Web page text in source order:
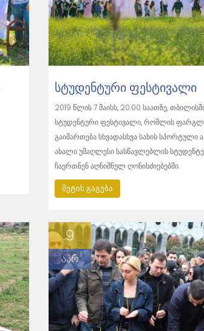
ᲡᲢᲣᲓᲔᲜᲢᲣᲠᲘ ᲤᲔᲡᲢᲘᲕᲐᲚᲘ
2019 წლის 7 მაისს, 20.00 საათზე,
სტუდენტური ფესტივალი, რომლის
გაიმართება სხვადასხვა სახის სპორტული
ახალი უმაღლესი სასწავლებლის
ჩაერთნენ აღნიშნულ ღონისძიებებში.
მეტის გაგება
9
აპრ